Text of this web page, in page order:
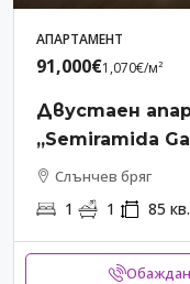
АПАРТАМЕНТ
91,000€1,070€/м²
Двустаен
„Semiramida
Слънчев бряг
1 1 85